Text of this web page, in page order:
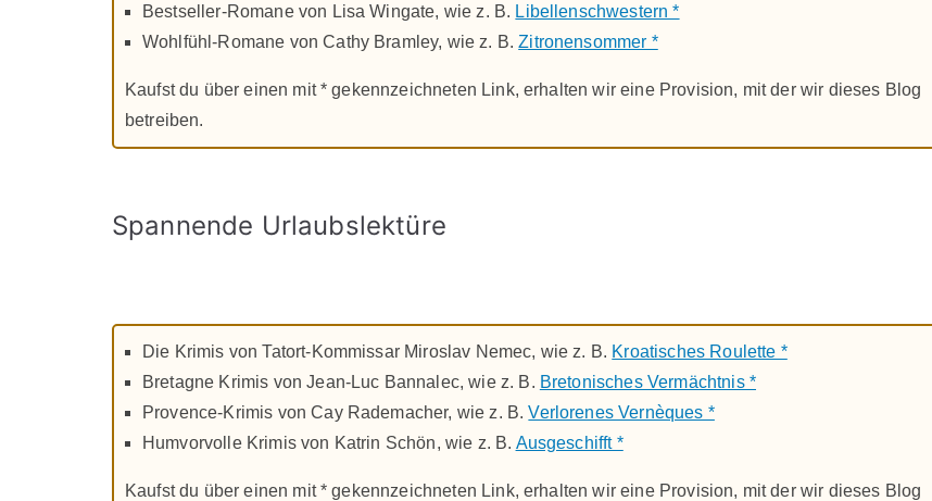
Bestseller-Romane von Lisa Wingate, wie z. B. Libellenschwestern *
Wohlfühl-Romane von Cathy Bramley, wie z. B.Zitronensommer *
Kaufst du über einen mit * gekennzeichneten Link, erhalten wir eine Provision, mit der wir dieses Blog
betreiben.
Spannende Urlaubslektüre
Die Krimis von Tatort-Kommissar Miroslav Nemec, wie z. B. Kroatisches Roulette *
Bretagne Krimis von Jean-Luc Bannalec, wie z. B. Bretonisches Vermächtnis *
Provence-Krimis von Cay Rademacher, wie z. B.Verlorenes Vernèques *
Humvorvolle Krimis von Katrin Schön, wie z. B. Ausgeschifft *
Kaufst du über einen mit * gekennzeichneten Link, erhalten wir eine Provision, mit der wir dieses Blog